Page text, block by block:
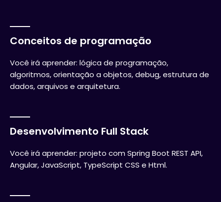
Conceitos de programação
Você irá aprender: lógica de programação,
algoritmos, orientação a objetos, debug, estrutura de
dados, arquivos e arquitetura.
Desenvolvimento Full Stack
Você irá aprender: projeto com Spring Boot REST API,
Angular, JavaScript, TypeScript CSS e Html.